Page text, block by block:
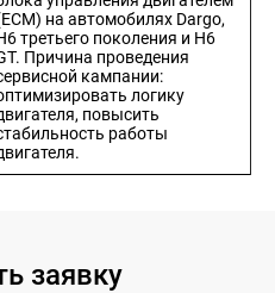
на автомобилях Dargo,
третьего поколения и H6
Причина проведения
кампании:
логику
повысить
работы
заявку